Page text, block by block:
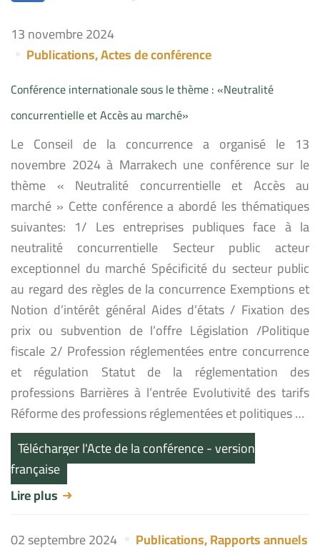
13 novembre 2024
Publications,Actes de conférence
Conférence internationale sous le thème : «Neutralité
concurrentielle et Accès au marché»
Le Conseil de la concurrence a organisé le 13
novembre 2024 à Marrakech une conférence sur le
thème « Neutralité concurrentielle et Accès au
marché » Cette conférence a abordé les thématiques
suivantes: 1/ Les entreprises publiques face à la
neutralité concurrentielle Secteur public acteur
exceptionnel du marché Spécificité du secteur public
au regard des règles de la concurrence Exemptions et
Notion d’intérêt général Aides d’états / Fixation des
prix ou subvention de l’offre Législation /Politique
fiscale 2/ Profession réglementées entre concurrence
et régulation Statut de la réglementation des
professions Barrières à l’entrée Evolutivité des tarifs
Réforme des professions réglementées et politiques …
Télécharger l'Acte de la conférence - version
française
Lire plus
02 septembre 2024
Publications,Rapports annuels